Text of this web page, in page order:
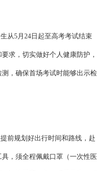
从5月24日起至高考考试结束
求，切实做好个人健康防护，
，确保首场考试时能够出示检
前规划好出行时间和路线，赴
，须全程佩戴口罩（一次性医